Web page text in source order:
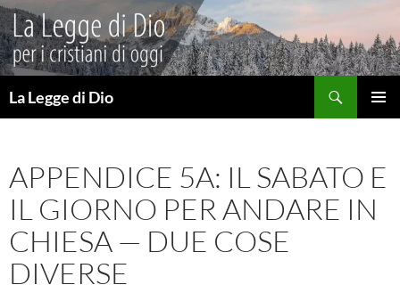
Vai
al
contenuto
La Legge di Dio
APPENDICE 5A: IL SABATO E
IL GIORNO PER ANDARE IN
CHIESA — DUE COSE
DIVERSE